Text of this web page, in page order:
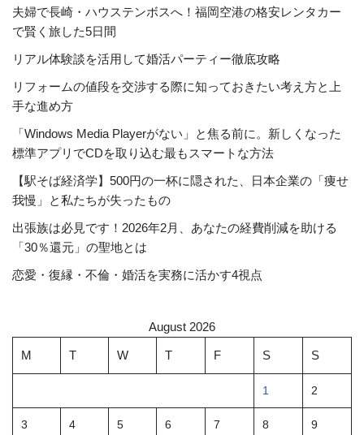
夫婦で長崎・ハウステンボスへ！福岡空港の格安レンタカー
で賢く旅した5日間
リアル体験談を活用して婚活パーティー徹底攻略
リフォームの値段を交渉する際に知っておきたい考え方と上
手な進め方
「Windows Media Playerがない」と焦る前に。新しくなった
標準アプリでCDを取り込む最もスマートな方法
【駅そば経済学】500円の一杯に隠された、日本企業の「痩せ
我慢」と私たちが失ったもの
出張族は必見です！2026年2月、あなたの経費削減を助ける
「30％還元」の聖地とは
恋愛・復縁・不倫・婚活を実務に活かす4視点
August 2026
M T W T F S S
1 2
3 4 5 6 7 8 9